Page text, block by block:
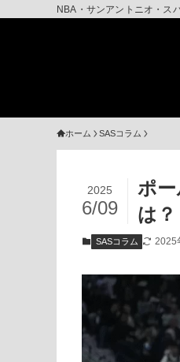
NBA・サンアントニオ・ス
ホーム SASコラム
ポ
は？
2025
6/09
SASコラム 2025